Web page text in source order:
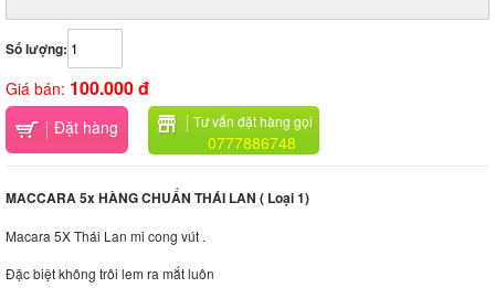
Số lượng:
Giá bán: 100.000 đ
Đặt hàng Tư vấn đặt hàng gọi
0777886748
MACCARA 5x HÀNG CHUẨN THÁI LAN ( Loại 1)
Macara 5X Thái Lan mi cong vút .
Đặc biệt không trôi lem ra mắt luôn